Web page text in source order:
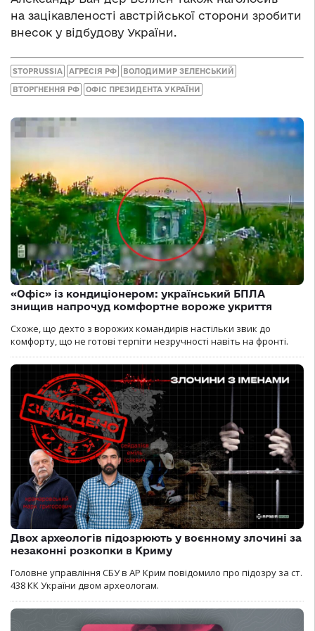
на зацікавленості австрійської сторони зробити
внесок у відбудову України.
STOPRUSSIA АГРЕСІЯ РФ ВОЛОДИМИР ЗЕЛЕНСЬКИЙ
ВТОРГНЕННЯ РФ ОФІС ПРЕЗИДЕНТА УКРАЇНИ
«Офіс» із кондиціонером: український БПЛА
знищив напрочуд комфортне вороже укриття
Схоже, що дехто з ворожих командирів настільки звик до
комфорту, що не готові терпіти незручності навіть на фронті.
Двох археологів підозрюють у воєнному злочині за
незаконні розкопки в Криму
Головне управління СБУ в АР Крим повідомило про підозру за ст.
438 КК України двом археологам.